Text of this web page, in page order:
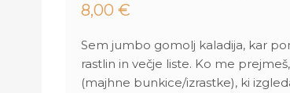
8,00 €
Sem jumbo gomolj kaladija, kar
rastlin in večje liste. Ko me
(majhne bunkice/izrastke), ki